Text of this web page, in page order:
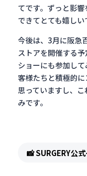
てです。ずっと影
できてとても嬉しい
今後は、3月に阪急
ストアを開催する
ショーにも参加し
客様たちと積極的
思っていますし、
みです。
📸 SURGERY公